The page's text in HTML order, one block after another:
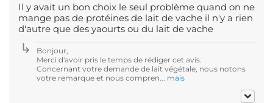
Il y avait un bon choix le seul problème quand on ne
mange pas de protéines de lait de vache il n'y a rien
d'autre que des yaourts ou du lait de vache
Bonjour,
Merci d'avoir pris le temps de rédiger cet avis.
Concernant votre demande de lait végétale, nous notons
votre remarque et nous compren... mais